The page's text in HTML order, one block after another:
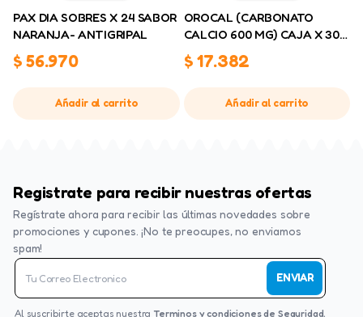
PAX DIA SOBRES X 24 SABOR
NARANJA- ANTIGRIPAL
$56.970
Añadir al carrito
OROCAL (CARBONATO
CALCIO 600 MG) CAJA X 30
TB
$17.382
Añadir al carrito
Registrate para recibir nuestras ofertas
Regístrate ahora para recibir las últimas novedades sobre
promociones y cupones. ¡No te preocupes, no enviamos
spam!
ENVIAR
Al suscribirte aceptas nuestra Terminos y condiciones de Seguridad.